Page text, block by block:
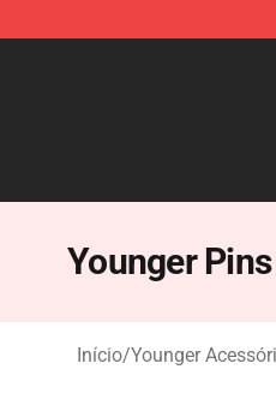
Younger Pins
Início/Younger